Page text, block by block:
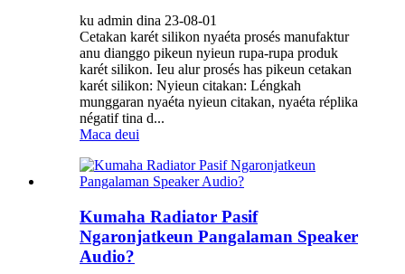
ku admin dina 23-08-01
Cetakan karét silikon nyaéta prosés manufaktur
anu dianggo pikeun nyieun rupa-rupa produk
karét silikon. Ieu alur prosés has pikeun cetakan
karét silikon: Nyieun citakan: Léngkah
munggaran nyaéta nyieun citakan, nyaéta réplika
négatif tina d...
Maca deui
Kumaha Radiator Pasif
Ngaronjatkeun Pangalaman Speaker
Audio?